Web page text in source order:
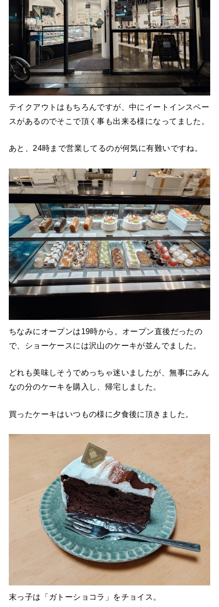
テイクアウトはもちろんですが、中にイートインスペー
スがあるのでそこで頂く事も出来る様になってました。
あと、24時まで営業してるのが何気に有難いですね。
ちなみにオープンは19時から。オープン直後だったの
で、ショーケースには沢山のケーキが並んでました。
どれも美味しそうでめっちゃ迷いましたが、無事にみん
なの分のケーキを購入し、帰宅しました。
買ったケーキはいつもの様に夕食後に頂きました。
末っ子は「ガトーショコラ」をチョイス。